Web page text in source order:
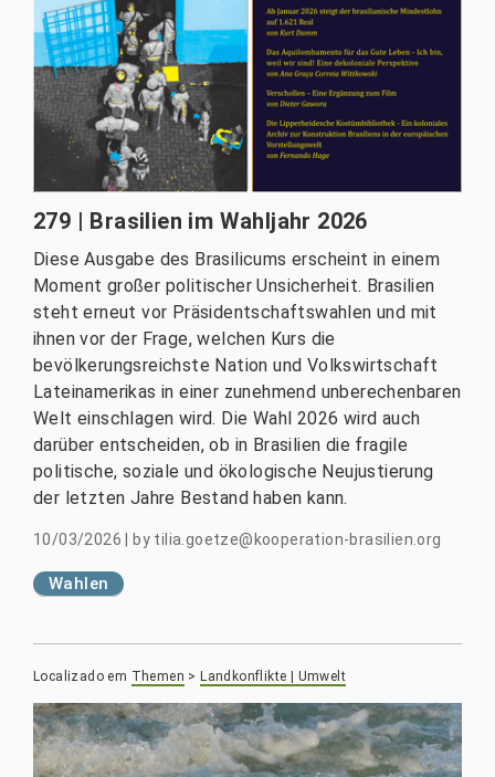
279 | Brasilien im Wahljahr 2026
Diese Ausgabe des Brasilicums erscheint in einem
Moment großer politischer Unsicherheit. Brasilien
steht erneut vor Präsidentschaftswahlen und mit
ihnen vor der Frage, welchen Kurs die
bevölkerungsreichste Nation und Volkswirtschaft
Lateinamerikas in einer zunehmend unberechenbaren
Welt einschlagen wird. Die Wahl 2026 wird auch
darüber entscheiden, ob in Brasilien die fragile
politische, soziale und ökologische Neujustierung
der letzten Jahre Bestand haben kann.
10/03/2026 by tilia.goetze@kooperation-brasilien.org
Wahlen
Localizado em Themen > Landkonflikte | Umwelt